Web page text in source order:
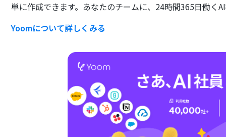
単に作成できます。あなたのチームに、24時間365日働く
Yoomについて詳しくみる